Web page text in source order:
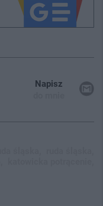
Napisz